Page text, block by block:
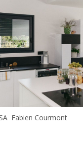
Fabien Courmont